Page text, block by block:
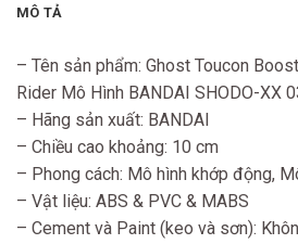
MÔ TẢ
– Tên sản phẩm: Ghost Toucon
Rider Mô Hình BANDAI SHODO-XX
– Hãng sản xuất: BANDAI
– Chiều cao khoảng: 10 cm
– Phong cách: Mô hình khớp động,
– Vật liệu: ABS & PVC & MABS
– Cement và Paint (keo và sơn):